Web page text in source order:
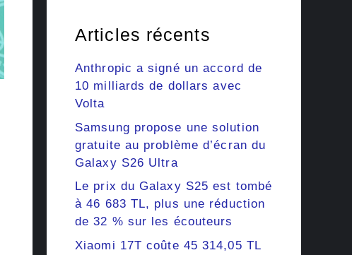
Articles récents
Anthropic a signé un accord de
10 milliards de dollars avec
Volta
Samsung propose une solution
gratuite au problème d’écran du
Galaxy S26 Ultra
Le prix du Galaxy S25 est tombé
à 46 683 TL, plus une réduction
de 32 % sur les écouteurs
Xiaomi 17T coûte 45 314,05 TL